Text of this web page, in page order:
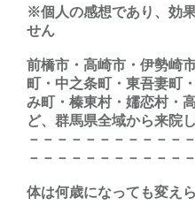
※個人の感想であり、効
せん
前橋市・高崎市・伊勢崎
町・中之条町・東吾妻町
み町・榛東村・嬬恋村・
ど、群馬県全域から来院
－－－－－－－－－－－
－－－－－－－－－－－
体は何歳になっても変え